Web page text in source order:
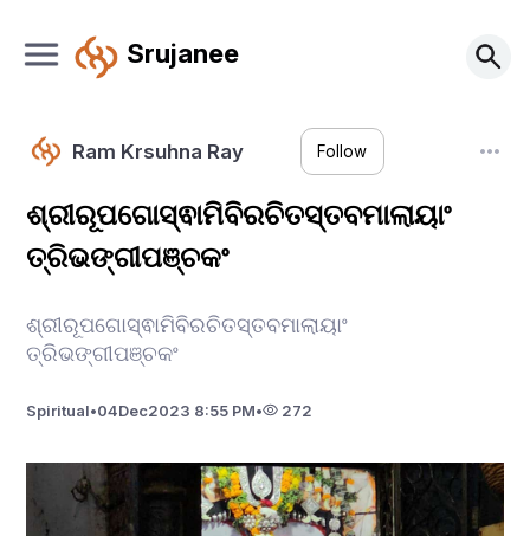
Srujanee
Ram Krsuhna Ray Follow
ଶ୍ରୀରୂପଗୋସ୍ଵାମିବିରଚିତସ୍ତବମାଲାୟାଂ
ତ୍ରିଭଙ୍ଗୀପଞ୍ଚକଂ
ଶ୍ରୀରୂପଗୋସ୍ଵାମିବିରଚିତସ୍ତବମାଲାୟାଂ
ତ୍ରିଭଙ୍ଗୀପଞ୍ଚକଂ
Spiritual•04Dec2023 8:55 PM• 272